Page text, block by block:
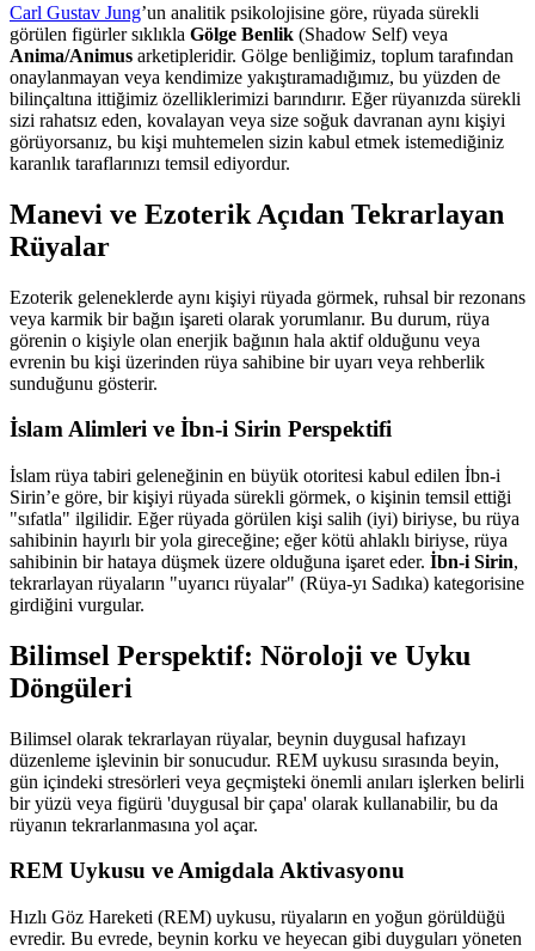
Carl Gustav Jung’un analitik psikolojisine göre, rüyada sürekli
görülen figürler sıklıkla Gölge Benlik (Shadow Self) veya
Anima/Animus arketipleridir. Gölge benliğimiz, toplum tarafından
onaylanmayan veya kendimize yakıştıramadığımız, bu yüzden de
bilinçaltına ittiğimiz özelliklerimizi barındırır. Eğer rüyanızda sürekli
sizi rahatsız eden, kovalayan veya size soğuk davranan aynı kişiyi
görüyorsanız, bu kişi muhtemelen sizin kabul etmek istemediğiniz
karanlık taraflarınızı temsil ediyordur.
Manevi ve Ezoterik Açıdan Tekrarlayan
Rüyalar
Ezoterik geleneklerde aynı kişiyi rüyada görmek, ruhsal bir rezonans
veya karmik bir bağın işareti olarak yorumlanır. Bu durum, rüya
görenin o kişiyle olan enerjik bağının hala aktif olduğunu veya
evrenin bu kişi üzerinden rüya sahibine bir uyarı veya rehberlik
sunduğunu gösterir.
İslam Alimleri ve İbn-i Sirin Perspektifi
İslam rüya tabiri geleneğinin en büyük otoritesi kabul edilen İbn-i
Sirin’e göre, bir kişiyi rüyada sürekli görmek, o kişinin temsil ettiği
"sıfatla" ilgilidir. Eğer rüyada görülen kişi salih (iyi) biriyse, bu rüya
sahibinin hayırlı bir yola gireceğine; eğer kötü ahlaklı biriyse, rüya
sahibinin bir hataya düşmek üzere olduğuna işaret eder. İbn-i Sirin,
tekrarlayan rüyaların "uyarıcı rüyalar" (Rüya-yı Sadıka) kategorisine
girdiğini vurgular.
Bilimsel Perspektif: Nöroloji ve Uyku
Döngüleri
Bilimsel olarak tekrarlayan rüyalar, beynin duygusal hafızayı
düzenleme işlevinin bir sonucudur. REM uykusu sırasında beyin,
gün içindeki stresörleri veya geçmişteki önemli anıları işlerken belirli
bir yüzü veya figürü 'duygusal bir çapa' olarak kullanabilir, bu da
rüyanın tekrarlanmasına yol açar.
REM Uykusu ve Amigdala Aktivasyonu
Hızlı Göz Hareketi (REM) uykusu, rüyaların en yoğun görüldüğü
evredir. Bu evrede, beynin korku ve heyecan gibi duyguları yöneten